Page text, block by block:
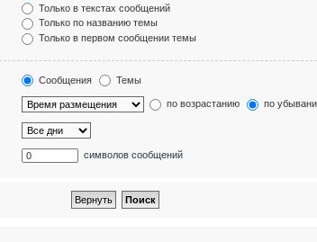
Только в текстах сообщений
Только по названию темы
Только в первом сообщении темы
Сообщения Темы
по возрастанию по
символов сообщений